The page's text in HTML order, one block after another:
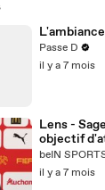
Passe D
il y a 7 mois
Lens -
objectif
beIN
il y a 7 mois